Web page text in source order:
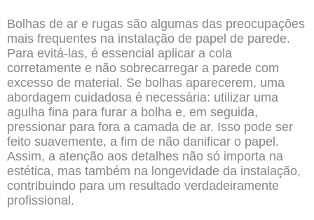
Bolhas de ar e rugas são algumas das preocupações
mais frequentes na instalação de papel de parede.
Para evitá-las, é essencial aplicar a cola
corretamente e não sobrecarregar a parede com
excesso de material. Se bolhas aparecerem, uma
abordagem cuidadosa é necessária: utilizar uma
agulha fina para furar a bolha e, em seguida,
pressionar para fora a camada de ar. Isso pode ser
feito suavemente, a fim de não danificar o papel.
Assim, a atenção aos detalhes não só importa na
estética, mas também na longevidade da instalação,
contribuindo para um resultado verdadeiramente
profissional.